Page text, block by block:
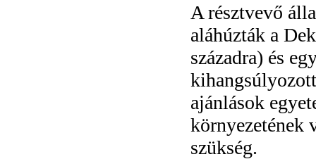
A résztvevő
aláhúzták a
századra) és
ajánlások
környezetének
szükség.